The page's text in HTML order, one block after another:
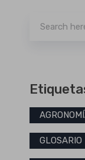
GLOSARIO